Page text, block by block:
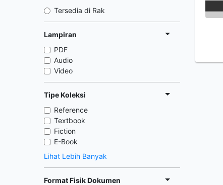
Tersedia di Rak
Lampiran
PDF
Audio
Video
Tipe Koleksi
Reference
Textbook
Fiction
E-Book
Lihat Lebih Banyak
Format Fisik Dokumen